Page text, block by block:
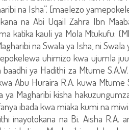
na Isha”. [maelezo
na Abi Uqail Zahra Ibn
katika kauli ya Mola Mtukufu:
na Swala ya Isha, ni
uhimizo kwa ujumla
baadhi ya Hadithi za Mtume
Abu Huraira R.A. kuwa Mtume
ya Magharibi kisha
ibada kwa miaka kumi na
inayotokana na Bi. Aisha R.A.